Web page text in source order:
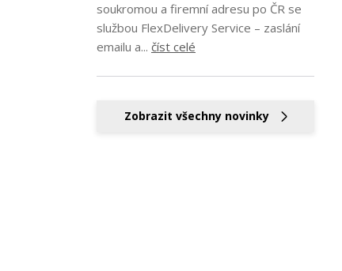
soukromou a firemní adresu po ČR se
službou FlexDelivery Service – zaslání
emailu a... číst celé
Zobrazit všechny novinky